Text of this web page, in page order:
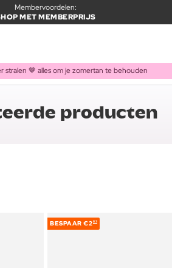
Membervoordelen:
MET MEMBERPRIJS
stralen 🤎 alles om je zomertan te behouden
producten
BESPAAR €283